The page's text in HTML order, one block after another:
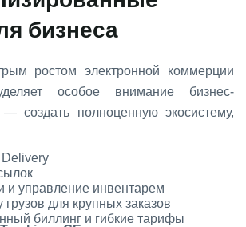
бизнеса
ростом электронной коммерции
особое внимание бизнес-
создать полноценную экосистему,
и управление инвентарем
для крупных заказов
биллинг и гибкие тарифы